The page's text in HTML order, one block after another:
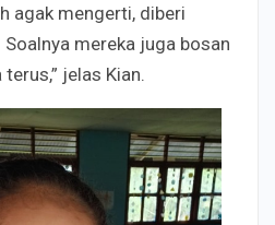
agak mengerti, diberi
mereka juga bosan
jelas Kian.